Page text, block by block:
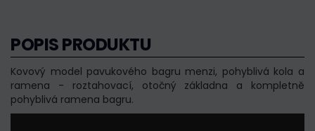
POPIS PRODUKTU
Kovový model pavukového bagru menzi, pohyblivá kola a
ramena - roztahovací, otočný základna a kompletně
pohyblivá ramena bagru.